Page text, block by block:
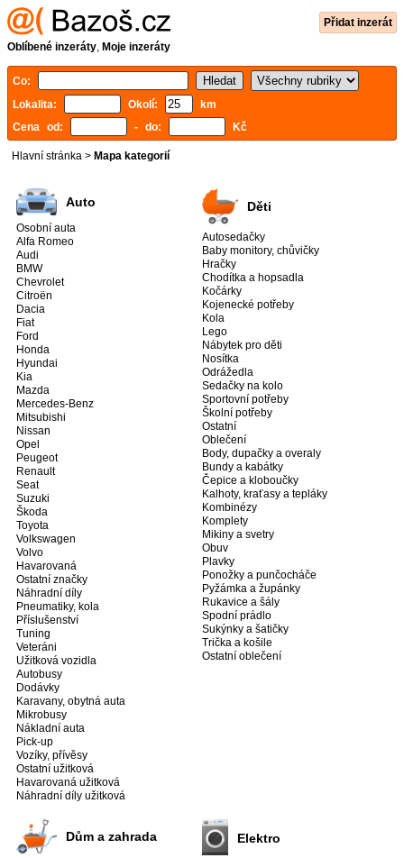
Přidat inzerát
Oblíbené inzeráty, Moje inzeráty
Co:
Lokalita:
Okolí:
km
Cena od:
- do: Kč
Hlavní stránka > Mapa kategorií
Auto
Osobní auta
Alfa Romeo
Audi
BMW
Chevrolet
Citroën
Dacia
Fiat
Ford
Honda
Hyundai
Kia
Mazda
Mercedes-Benz
Mitsubishi
Nissan
Opel
Peugeot
Renault
Seat
Suzuki
Škoda
Toyota
Volkswagen
Volvo
Havarovaná
Ostatní značky
Náhradní díly
Pneumatiky, kola
Příslušenství
Tuning
Veteráni
Užitková vozidla
Autobusy
Dodávky
Karavany, obytná auta
Mikrobusy
Nákladní auta
Pick-up
Vozíky, přívěsy
Ostatní užitková
Havarovaná užitková
Náhradní díly užitková
Děti
Autosedačky
Baby monitory, chůvičky
Hračky
Chodítka a hopsadla
Kočárky
Kojenecké potřeby
Kola
Lego
Nábytek pro děti
Nosítka
Odrážedla
Sedačky na kolo
Sportovní potřeby
Školní potřeby
Ostatní
Oblečení
Body, dupačky a overaly
Bundy a kabátky
Čepice a kloboučky
Kalhoty, kraťasy a tepláky
Kombinézy
Komplety
Mikiny a svetry
Obuv
Plavky
Ponožky a punčocháče
Pyžámka a župánky
Rukavice a šály
Spodní prádlo
Sukýnky a šatičky
Trička a košile
Ostatní oblečení
Dům a zahrada Elektro